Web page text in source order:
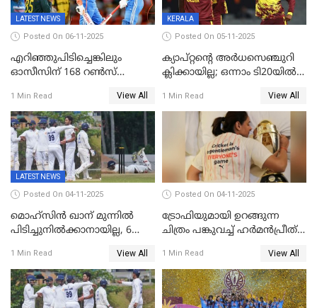
LATEST NEWS
Posted On 06-11-2025
എറിഞ്ഞുപിടിച്ചെങ്കിലും
ഓസീസിന് 168 റൺസ്
1 Min Read View All
KERALA
Posted On 05-11-2025
ക്യാപ്റ്റന്റെ അർധസെഞ്ചുറി
ക്ലിക്കായില്ല; ഒന്നാം ടി20യിൽ
വിൻഡീസിന് ജയം
1 Min Read View All
LATEST NEWS
Posted On 04-11-2025
മൊഹ്സിൻ ഖാന് മുന്നിൽ
പിടിച്ചുനിൽക്കാനായില്ല, 6
കേരളത്തിന് ഇന്നിംഗ്സ്
തോല്‍വി
1 Min Read View All
Posted On 04-11-2025
ട്രോഫിയുമായി ഉറങ്ങുന്ന
ചിത്രം പങ്കുവച്ച് ഹര്‍മന്‍പ്രീത്
1 Min Read View All